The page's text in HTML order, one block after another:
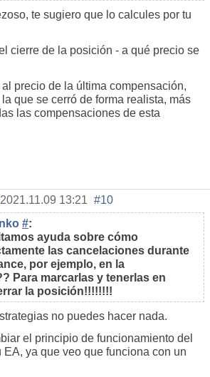
te sugiero que lo calcules por tu
cierre de la posición - a qué precio se
precio de la última compensación,
que se cerró de forma realista, más
las compensaciones de esta
2021.11.09 13:21 #10
#:
ayuda sobre cómo
las cancelaciones durante
por ejemplo, en la
Para marcarlas y tenerlas en
la posición!!!!!!!!
no puedes hacer nada.
el principio de funcionamiento del
EA, ya que veo que funciona con un